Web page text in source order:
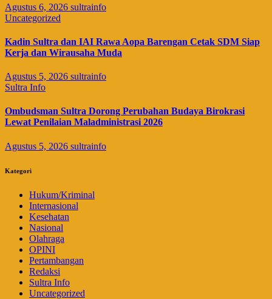
Agustus 6, 2026 sultrainfo
Uncategorized
Kadin Sultra dan IAI Rawa Aopa Barengan Cetak SDM Siap
Kerja dan Wirausaha Muda
Agustus 5, 2026 sultrainfo
Sultra Info
Ombudsman Sultra Dorong Perubahan Budaya Birokrasi
Lewat Penilaian Maladministrasi 2026
Agustus 5, 2026 sultrainfo
Kategori
Hukum/Kriminal
Internasional
Kesehatan
Nasional
Olahraga
OPINI
Pertambangan
Redaksi
Sultra Info
Uncategorized